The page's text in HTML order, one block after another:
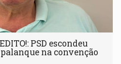
PSD escondeu
na convenção